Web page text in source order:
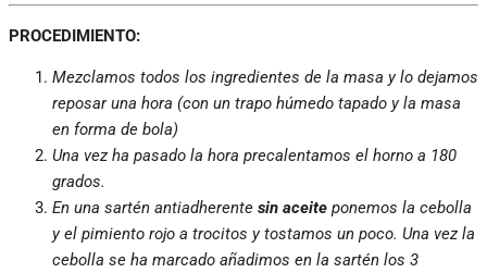
PROCEDIMIENTO:
Mezclamos todos los ingredientes de la masa y lo dejamos
reposar una hora (con un trapo húmedo tapado y la masa
en forma de bola)
Una vez ha pasado la hora precalentamos el horno a 180
grados.
En una sartén antiadherente sin aceite ponemos la cebolla
y el pimiento rojo a trocitos y tostamos un poco. Una vez la
cebolla se ha marcado añadimos en la sartén los 3